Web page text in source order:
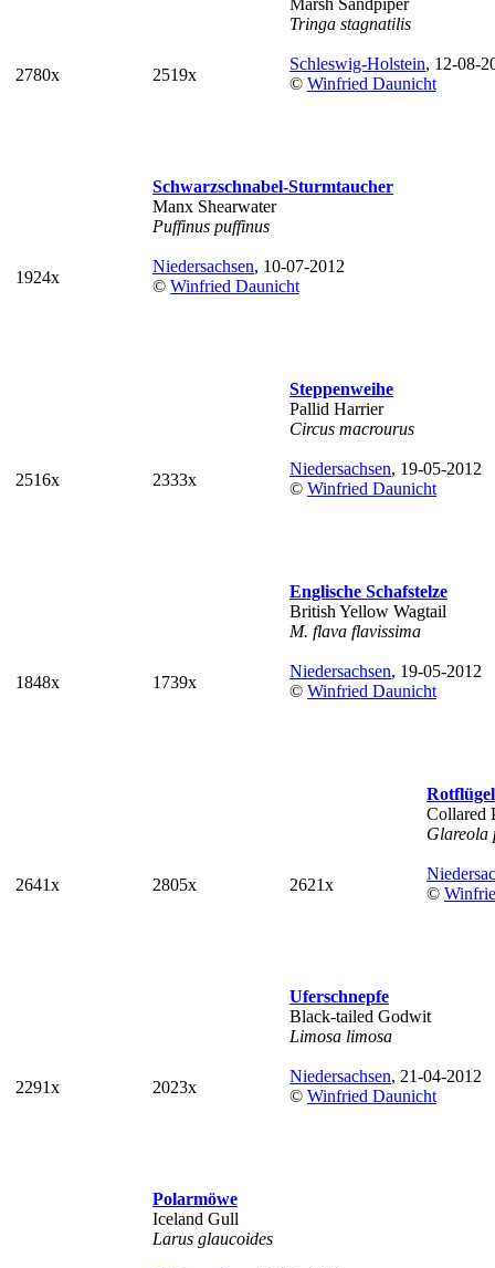
2780x 2519x
Marsh Sandpiper
Tringa stagnatilis
Schleswig-Holstein, 12-08-
© Winfried Daunicht
1924x
Schwarzschnabel-Sturmtaucher
Manx Shearwater
Puffinus puffinus
Niedersachsen, 10-07-2012
© Winfried Daunicht
2516x 2333x
Steppenweihe
Pallid Harrier
Circus macrourus
Niedersachsen, 19-05-2012
© Winfried Daunicht
1848x 1739x
Englische Schafstelze
British Yellow Wagtail
M. flava flavissima
Niedersachsen, 19-05-2012
© Winfried Daunicht
2641x 2805x 2621x
Collared
Glareola
©
2291x 2023x
Uferschnepfe
Black-tailed Godwit
Limosa limosa
Niedersachsen, 21-04-2012
© Winfried Daunicht
Polarmöwe
Iceland Gull
Larus glaucoides